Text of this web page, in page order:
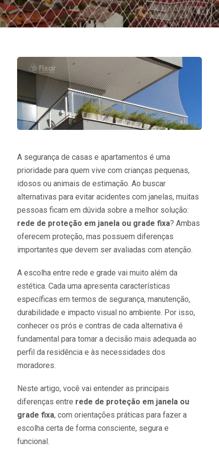
A segurança de casas e apartamentos é uma
prioridade para quem vive com crianças pequenas,
idosos ou animais de estimação. Ao buscar
alternativas para evitar acidentes com janelas, muitas
pessoas ficam em dúvida sobre a melhor solução:
rede de proteção em janela ou grade fixa? Ambas
oferecem proteção, mas possuem diferenças
importantes que devem ser avaliadas com atenção.
A escolha entre rede e grade vai muito além da
estética. Cada uma apresenta características
específicas em termos de segurança, manutenção,
durabilidade e impacto visual no ambiente. Por isso,
conhecer os prós e contras de cada alternativa é
fundamental para tomar a decisão mais adequada ao
perfil da residência e às necessidades dos
moradores.
Neste artigo, você vai entender as principais
diferenças entre rede de proteção em janela ou
grade fixa, com orientações práticas para fazer a
escolha certa de forma consciente, segura e
funcional.